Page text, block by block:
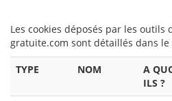
Les cookies déposés par les outils
gratuite.com sont détaillés dans le
TYPE NOM
A
ILS ?